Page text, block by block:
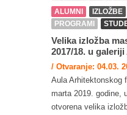
ALUMNI IZLOŽBE
PROGRAMI
Velika izložba
2017/18. u galeriji
/ Otvaranje: 04.03.
Aula Arhitektonskog
marta 2019. godine,
otvorena velika